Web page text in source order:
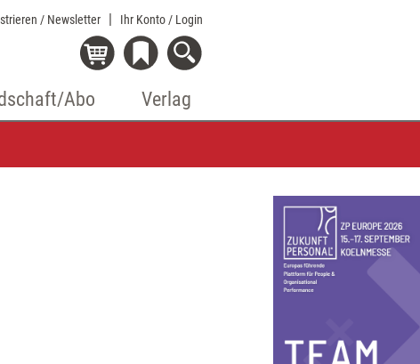
/ Newsletter Ihr Konto / Login
Abo Verlag